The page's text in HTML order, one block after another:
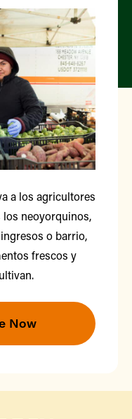
a los agricultores
los neoyorquinos,
o barrio,
frescos y
Now